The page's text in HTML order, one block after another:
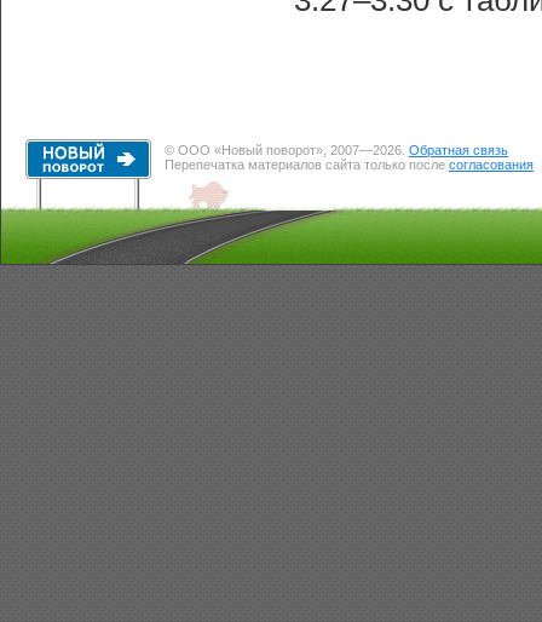
© ООО «Новый поворот», 2007—2026. Обратная связь
Перепечатка материалов сайта только после согласования